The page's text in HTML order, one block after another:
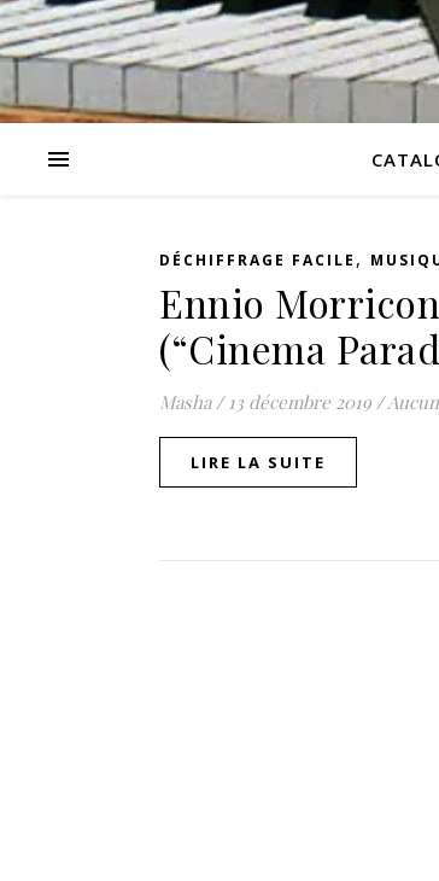
DÉCHIFFRAGE FACILE ,
Ennio
(“Cinema
Masha / 13 décembre 2019 /
LIRE LA SUITE